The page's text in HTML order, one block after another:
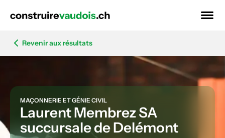
Revenir aux résultats
MAÇONNERIE ET GÉNIE CIVIL
Laurent Membrez SA
succursale de Delémont